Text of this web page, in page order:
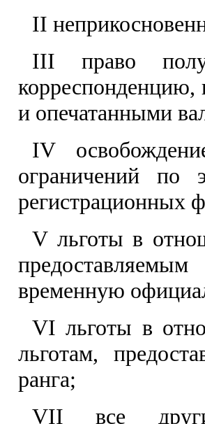
II
III право
корреспонденцию,
и опечатанными
IV
ограничений по
регистрационных
V льготы в
временную
VI льготы в
льготам,
ранга;
VII все